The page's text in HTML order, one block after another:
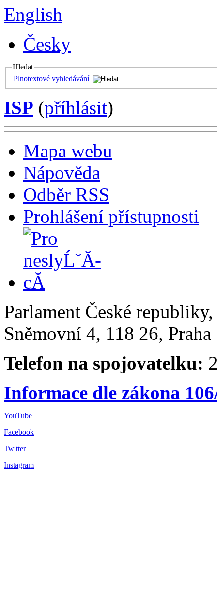
English
Česky
Hledat
Plnotextové vyhledávání
ISP (příhlásit)
Mapa webu
Nápověda
Odběr RSS
Prohlášení přístupnosti
Parlament České
Sněmovní 4, 118 26,
Telefon na spojovatelku:
Informace dle zákona
YouTube
Facebook
Twitter
Instagram